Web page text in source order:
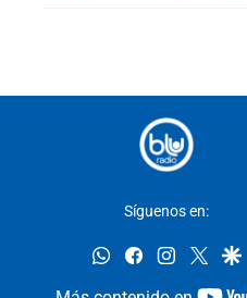
Síguenos en:
whatsappfacebookinstagram
twitter